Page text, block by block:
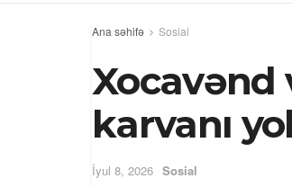
Ana səhifə Sosial
Xocavənd
karvanı
İyul 8, 2026 Sosial